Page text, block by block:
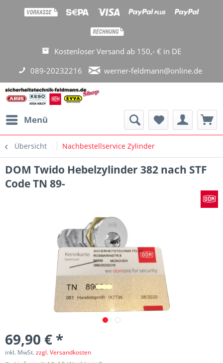
Kostenloser Versand ab 150,- € in DE
089-20232216
werner-feldmann@online.de
Menü
Übersicht Nachbestellservice Zylinder
DOM Twido Hebelzylinder 382 nach STF
Code TN 89-
69,90 € *
inkl. MwSt.zzgl. Versandkosten